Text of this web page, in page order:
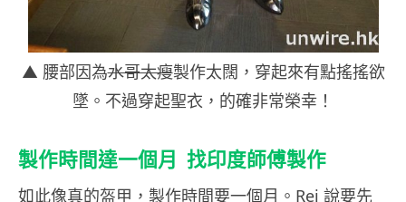
▲ 腰部因為水哥太瘦製作太闊，穿起來有點搖搖欲
墜。不過穿起聖衣，的確非常榮幸！
製作時間達一個月 找印度師傅製作
如此像真的盔甲，製作時間要一個月。Rei 說要先